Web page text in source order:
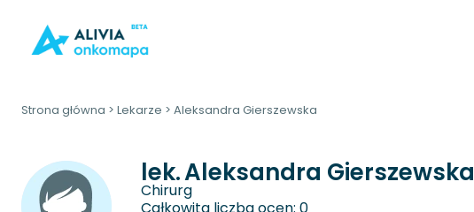
Strona główna > Lekarze > Aleksandra Gierszewska
lek.Aleksandra Gierszewska
Chirurg
Całkowita liczba ocen: 0